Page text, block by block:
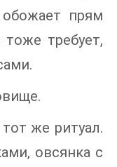
прям
требует,
же ритуал.
овсянка с